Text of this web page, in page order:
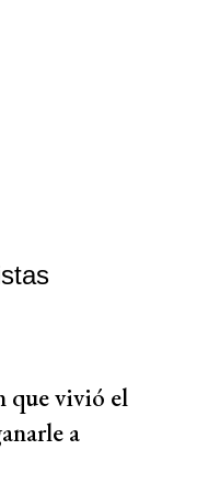
que vivió el
a